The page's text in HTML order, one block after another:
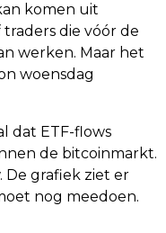
komen uit
die vóór de
werken. Maar het
woensdag
dat ETF-flows
de bitcoinmarkt.
De grafiek ziet er
nog meedoen.